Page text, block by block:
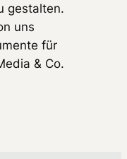
gestalten.
uns
für
& Co.